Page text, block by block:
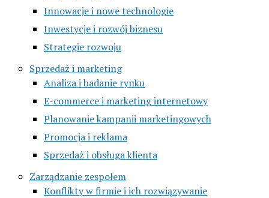
Innowacje i nowe technologie
Inwestycje i rozwój biznesu
Strategie rozwoju
Sprzedaż i marketing
Analiza i badanie rynku
E-commerce i marketing internetowy
Planowanie kampanii marketingowych
Promocja i reklama
Sprzedaż i obsługa klienta
Zarządzanie zespołem
Konflikty w firmie i ich rozwiązywanie